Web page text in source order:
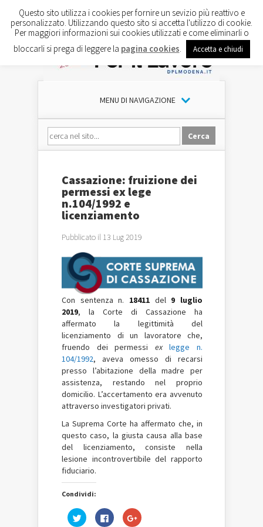
MENU DI NAVIGAZIONE
Cassazione: fruizione dei
permessi ex lege
n.104/1992 e
licenziamento
Pubblicato il 13 Lug 2019
Con sentenza n. 18411 del 9 luglio
2019, la Corte di Cassazione ha
affermato la legittimità del
licenziamento di un lavoratore che,
fruendo dei permessi exlegge n.
104/1992, aveva omesso di recarsi
presso l’abitazione della madre per
assistenza, restando nel proprio
domicilio. L’accertamento era avvenuto
attraverso investigatori privati.
La Suprema Corte ha affermato che, in
questo caso, la giusta causa alla base
del licenziamento, consiste nella
lesione incontrovertibile del rapporto
fiduciario.
Condividi:
Fai
clic
Fai
clic
Fai
clic
Questo sito utilizza i cookies per fornire un sevizio più reattivo e
personalizzato. Utilizzando questo sito si accetta l'utilizzo di cookie.
Per maggiori informazioni sui cookies utilizzati e come eliminarli o
bloccarli si prega di leggere la pagina cookies Accetta e chiudi